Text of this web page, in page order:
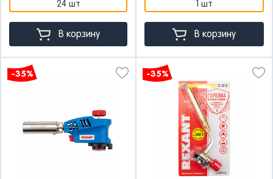
24 шт
В корзину
1 шт
В корзину
-35% -35%